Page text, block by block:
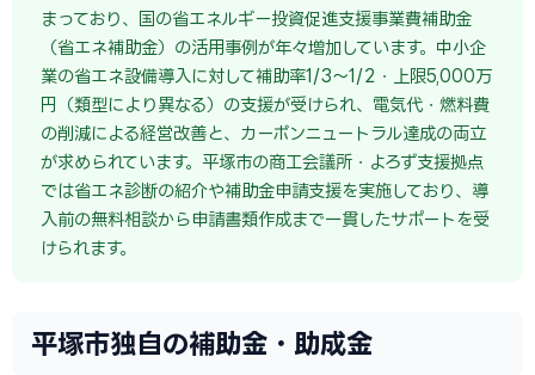
まっており、国の省エネルギー投資促進支援事業費補助金
（省エネ補助金）の活用事例が年々増加しています。中小企
業の省エネ設備導入に対して補助率1/3〜1/2・上限5,000万
円（類型により異なる）の支援が受けられ、電気代・燃料費
の削減による経営改善と、カーボンニュートラル達成の両立
が求められています。平塚市の商工会議所・よろず支援拠点
では省エネ診断の紹介や補助金申請支援を実施しており、導
入前の無料相談から申請書類作成まで一貫したサポートを受
けられます。
平塚市独自の補助金・助成金